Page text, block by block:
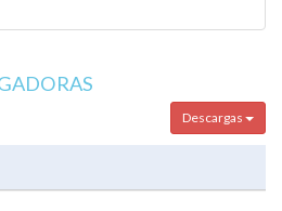
Descargas